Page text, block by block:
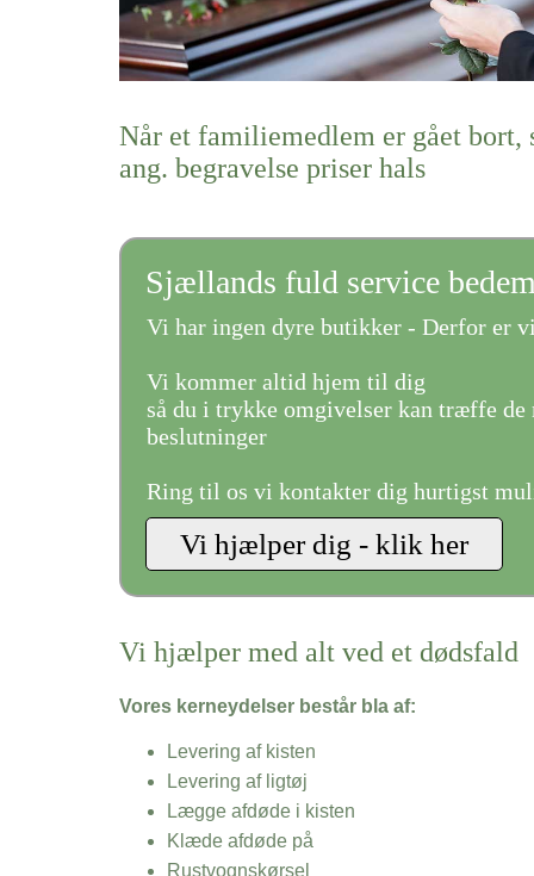
vi hjælper i alle faser af begravelsel
Når et familiemedlem er gået bort,
ang. begravelse priser hals
Sjællands fuld service
Vi har ingen dyre butikker - Derfor er
Vi kommer altid hjem til dig
så du i trykke omgivelser kan træffe de
beslutninger
Ring til os vi kontakter dig hurtigst
Vi hjælper med alt ved et dødsfald
Vores kerneydelser består bla af:
Levering af kisten
Levering af ligtøj
Lægge afdøde i kisten
Klæde afdøde på
Rustvognskørsel